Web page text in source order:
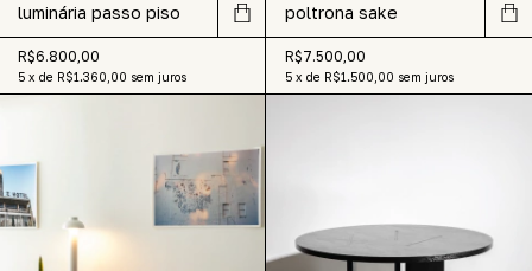
luminária passo piso
R$6.800,00
5 x de R$1.360,00 sem juros
poltrona sake
R$7.500,00
5 x de R$1.500,00 sem juros